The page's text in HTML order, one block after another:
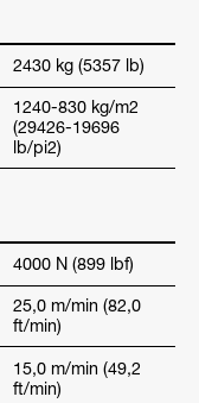
2430 kg (5357 lb)
1240-830 kg/m2
(29426-19696
lb/pi2)
4000 N (899 lbf)
25,0 m/min (82,0
ft/min)
15,0 m/min (49,2
ft/min)